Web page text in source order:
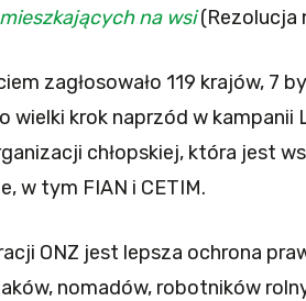
na wsi
zagłosowało 119 krajów, 7
wielki krok naprzód w kampanii
chłopskiej, która jest
w tym FIAN i CETIM.
ONZ jest lepsza ochrona
nomadów, robotników